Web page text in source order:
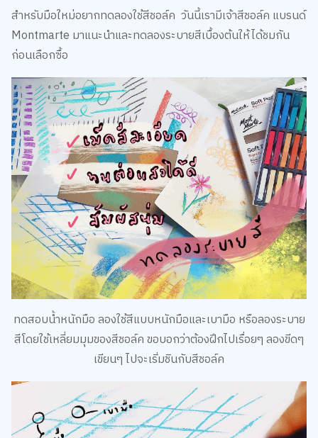
สำหรับมือใหม่อยากทดลองใช้สีชอล์ค วันนี้เรามีเจ้าสีชอล์ค แบรนด์
Montmarte มาแนะนำและทดลองระบายสีเบื้องต้นให้ได้ชมกัน
ก่อนเลือกซื้อ
ทดสอบน้ำหนักมือ ลองใช้สีแบบหนักมือและเบามือ หรือลองระบาย
สีโดยใช้เหลี่ยมมุมของสีชอล์ค ขอบอกว่าต้องฝึกไปเรื่อยๆ ลองขีดๆ
เขียนๆ ไปจะเริ่มชินกับสีชอล์ค